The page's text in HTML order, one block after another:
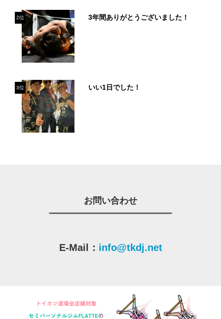
2位 3年間ありがとうございました！
3位 いい1日でした！
お問い合わせ
E-Mail： info@tkdj.net